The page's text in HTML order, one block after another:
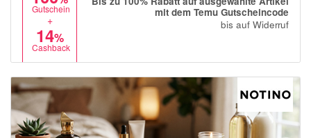
BOGNER
Gutschein
+
14%
Cashback
mit dem Temu Gutscheincode
bis auf Widerruf